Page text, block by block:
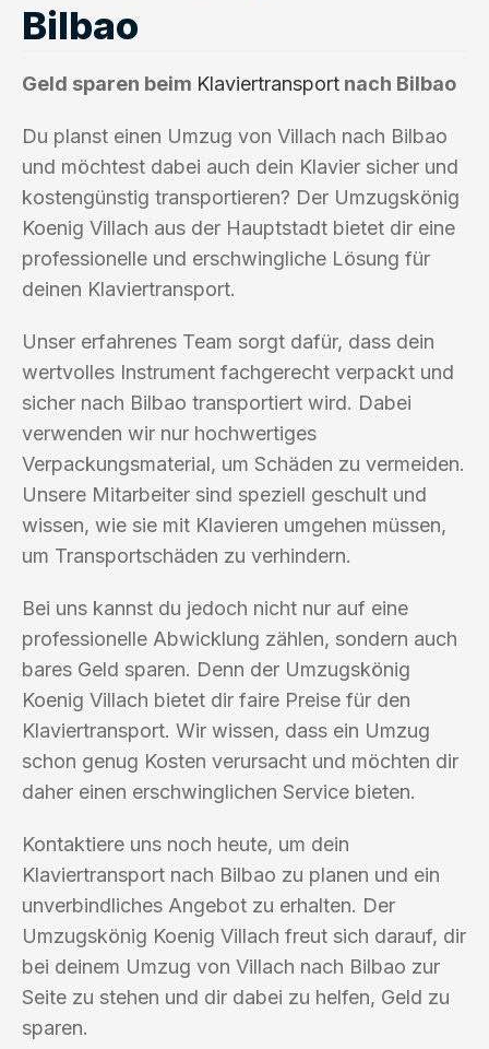
Bilbao
Geld sparen beim Klaviertransport nach Bilbao
Du planst einen Umzug von Villach nach Bilbao
und möchtest dabei auch dein Klavier sicher und
kostengünstig transportieren? Der Umzugskönig
Koenig Villach aus der Hauptstadt bietet dir eine
professionelle und erschwingliche Lösung für
deinen Klaviertransport.
Unser erfahrenes Team sorgt dafür, dass dein
wertvolles Instrument fachgerecht verpackt und
sicher nach Bilbao transportiert wird. Dabei
verwenden wir nur hochwertiges
Verpackungsmaterial, um Schäden zu vermeiden.
Unsere Mitarbeiter sind speziell geschult und
wissen, wie sie mit Klavieren umgehen müssen,
um Transportschäden zu verhindern.
Bei uns kannst du jedoch nicht nur auf eine
professionelle Abwicklung zählen, sondern auch
bares Geld sparen. Denn der Umzugskönig
Koenig Villach bietet dir faire Preise für den
Klaviertransport. Wir wissen, dass ein Umzug
schon genug Kosten verursacht und möchten dir
daher einen erschwinglichen Service bieten.
Kontaktiere uns noch heute, um dein
Klaviertransport nach Bilbao zu planen und ein
unverbindliches Angebot zu erhalten. Der
Umzugskönig Koenig Villach freut sich darauf, dir
bei deinem Umzug von Villach nach Bilbao zur
Seite zu stehen und dir dabei zu helfen, Geld zu
sparen.